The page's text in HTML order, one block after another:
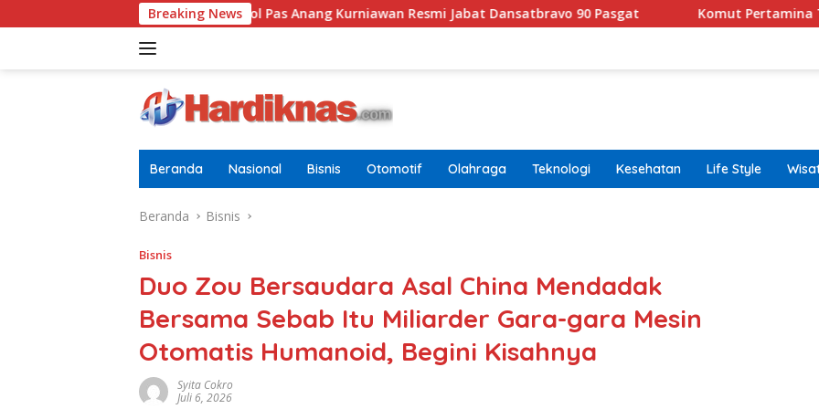
ke
Breaking News
Letkol Pas Anang Kurniawan Resmi Jabat Dansatbravo 90 Pasgat Komut Pertamina Tegaskan Tak
Beranda Nasional Bisnis Otomotif Olahraga Teknologi Kesehatan Life Style
Beranda Bisnis
Bisnis
Duo Zou Bersaudara Asal China Mendadak
Bersama Sebab Itu Miliarder Gara-gara Mesin
Otomatis Humanoid, Begini Kisahnya
Syita Cokro
Juli 6, 2026